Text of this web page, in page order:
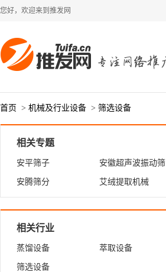
您好，欢迎来到推发网
首页 > 机械及行业设备 > 筛选设备
相关专题
安平筛子 安徽超声波振动筛
安腾筛分 艾绒提取机械
相关行业
蒸馏设备 萃取设备
筛选设备